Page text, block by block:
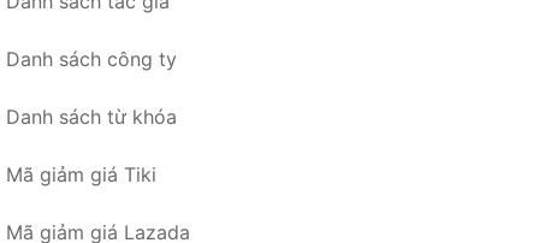
Danh sách công ty
Danh sách từ khóa
Mã giảm giá Tiki
Mã giảm giá Lazada